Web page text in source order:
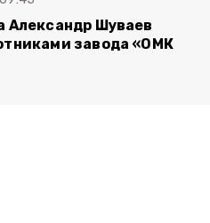
Александр Шуваев
завода «ОМК